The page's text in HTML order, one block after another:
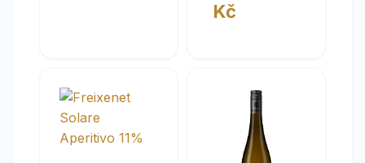
Kč